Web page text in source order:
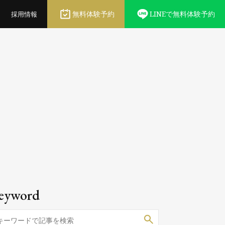
採用情報 無料体験予約 LINEで無料体験予約